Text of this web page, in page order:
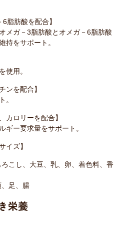
脂肪酸を配合】
メガ－3脂肪酸とオメガ－6脂肪酸
持をサポート。
使用。
ンを配合】
。
カロリーを配合】
ギー要求量をサポート。
イズ】
ろこし、大豆、乳、卵、着色料、香
足、腸
栄養